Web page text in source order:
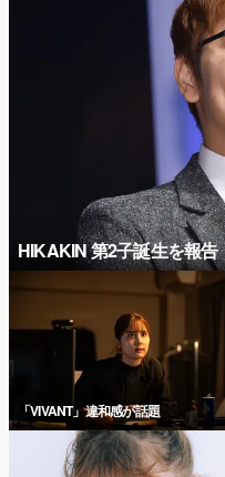
HIKAKIN 第2子誕生を報告
「VIVANT」違和感が話題